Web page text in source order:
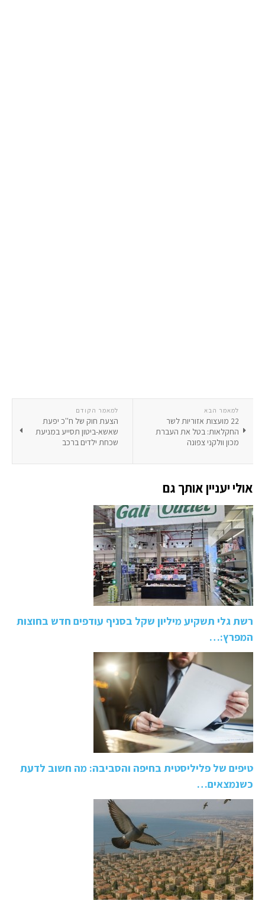
למאמר הקודם
הצעת חוק של ח''כ יפעת
שאשא-ביטון תסייע במניעת
שכחת ילדים ברכב
למאמר הבא
22 מועצות אזוריות לשר
החקלאות: בטל את העברת
מכון וולקני צפונה
אולי יעניין אותך גם
רשת גלי תשקיע מיליון שקל בסניף עודפים חדש בחוצות
המפרץ:…
טיפים של פליליסטית בחיפה והסביבה: מה חשוב לדעת
כשנמצאים…